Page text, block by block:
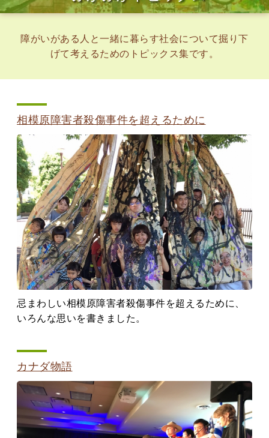
障がいがある人と一緒に暮らす社会について掘り下
げて考えるためのトピックス集です。
相模原障害者殺傷事件を超えるために
忌まわしい相模原障害者殺傷事件を超えるために、
いろんな思いを書きました。
カナダ物語